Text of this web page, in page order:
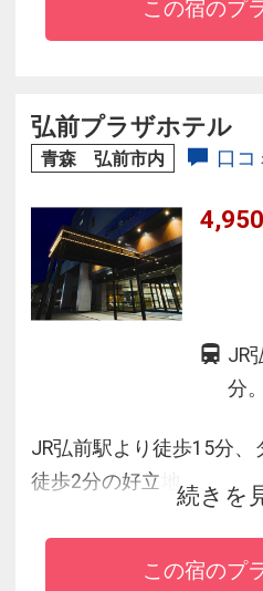
ビジネス・レジャーに最
お客様のご来館を心より
ます。
この宿のプ
弘前プラザホテル
青森 弘前市内 口コ
JR
分。
JR弘前駅より徒歩15分
徒歩2分の好立地。
駐車場は普通車1泊500円
続きを
この宿のプ